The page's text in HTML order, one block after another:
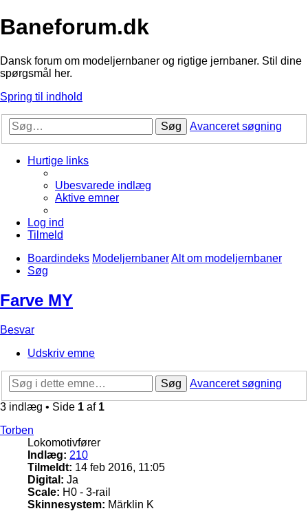
Baneforum.dk
Dansk forum om modeljernbaner og rigtige jernbaner. Stil dine
spørgsmål her.
Spring til indhold
Søg Avanceret søgning
Hurtige links
Ubesvarede indlæg
Aktive emner
Log ind
Tilmeld
Boardindeks ModeljernbanerAlt om modeljernbaner
Søg
Farve MY
Besvar
Udskriv emne
Søg
Avanceret søgning
3 indlæg • Side 1 af 1
Torben
Lokomotivfører
Indlæg: 210
Tilmeldt: 14 feb 2016, 11:05
Digital: Ja
Scale: H0 - 3-rail
Skinnesystem: Märklin K